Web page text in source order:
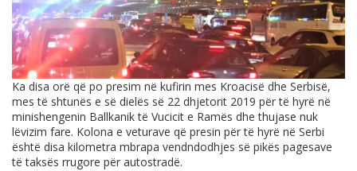
Ka disa orë që po presim në kufirin mes Kroacisë dhe Serbisë,
mes të shtunës e së dielës së 22 dhjetorit 2019 për të hyrë në
minishengenin Ballkanik të Vucicit e Ramës dhe thujase nuk
lëvizim fare. Kolona e veturave që presin për të hyrë në Serbi
është disa kilometra mbrapa vendndodhjes së pikës pagesave
të taksës rrugore për autostradë.